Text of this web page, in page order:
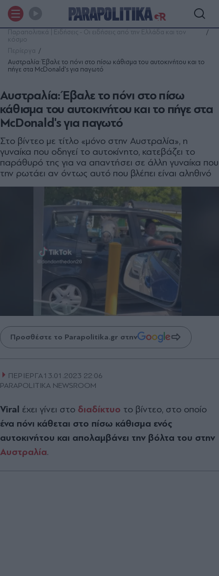
Παραπολιτικά | Ειδήσεις - Οι ειδήσεις από την Ελλάδα και τον
κόσμο
Περίεργα
Αυστραλία: Έβαλε το πόνι στο πίσω κάθισμα του αυτοκινήτου και το
πήγε στα McDonald's για παγωτό
Αυστραλία: Έβαλε το πόνι στο πίσω
κάθισμα του αυτοκινήτου και το πήγε στα
McDonald's για παγωτό
Στο βίντεο με τίτλο «μόνο στην Αυστραλία», η
γυναίκα που οδηγεί το αυτοκίνητο, κατεβάζει το
παράθυρό της για να απαντήσει σε άλλη γυναίκα που
την ρωτάει αν όντως αυτό που βλέπει είναι αληθινό
Προσθέστε το Parapolitika.gr στην
ΠΕΡΙΕΡΓΑ13.01.2023 22:06
PARAPOLITIKA NEWSROOM
Viral έχει γίνει στο διαδίκτυο το βίντεο, στο οποίο
ένα πόνι κάθεται στο πίσω κάθισμα ενός
αυτοκινήτου και απολαμβάνει την βόλτα του στην
Αυστραλία.